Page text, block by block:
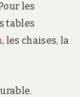
les
tables
, les chaises, la